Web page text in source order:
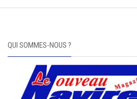
QUI SOMMES-NOUS ?